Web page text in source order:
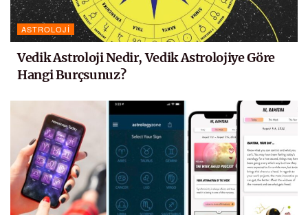
ASTROLOJI
Vedik Astroloji Nedir, Vedik Astrolojiye Göre
Hangi Burçsunuz?